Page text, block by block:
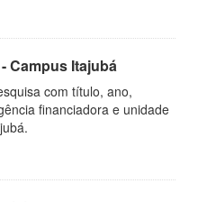
Campus Itajubá
com título, ano,
financiadora e unidade